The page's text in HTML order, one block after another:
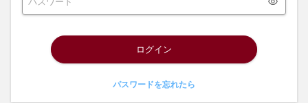
ログイン
パスワードを忘れたら